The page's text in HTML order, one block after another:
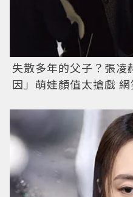
失散多年的父子？張凌
因」萌娃顏值太搶戲